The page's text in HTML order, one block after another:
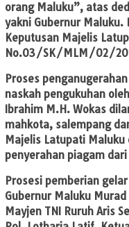
orang Maluku”, atas
yakni Gubernur Maluku.
Keputusan Majelis
No.03/SK/MLM/02/
Proses
naskah pengukuhan
Ibrahim M.H. Wokas
mahkota, salempang
Majelis Latupati
penyerahan piagam
Prosesi pemberian
Gubernur Maluku
Mayjen TNI Ruruh Aris